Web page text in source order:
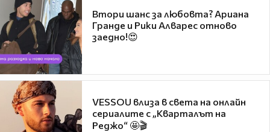
Втори шанс за любовта? Ариана
Гранде и Рики Алварес отново
заедно!😍
VESSOU влиза в света на онлайн
сериалите с „Кварталът на
Реджо“ 🤩🎬